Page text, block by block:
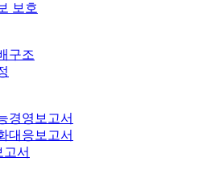
보호
구조
경영보고서
대응보고서
고서